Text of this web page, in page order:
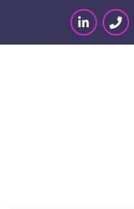
🧑‍💻HA Lab’ [CNA]